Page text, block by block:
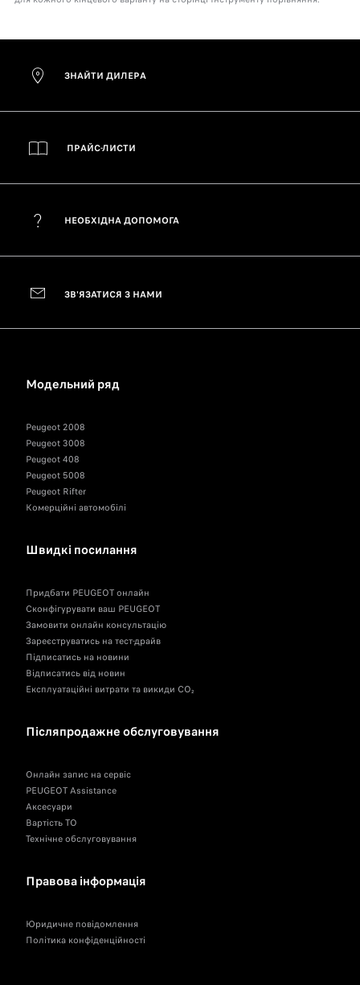
ЗНАЙТИ ДИЛЕРА
ПРАЙС-ЛИСТИ
НЕОБХІДНА ДОПОМОГА
ЗВ'ЯЗАТИСЯ З НАМИ
Модельний ряд
Peugeot 2008
Peugeot 3008
Peugeot 408
Peugeot 5008
Peugeot Rifter
Комерційні автомобілі
Швидкі посилання
Придбати PEUGEOT онлайн
Сконфігурувати ваш PEUGEOT
Замовити онлайн консультацію
Зареєструватись на тест-драйв
Підписатись на новини
Відписатись від новин
Експлуатаційні витрати та викиди CO₂
Післяпродажне обслуговування
Онлайн запис на сервіс
PEUGEOT Assistance
Аксесуари
Вартість ТО
Технічне обслуговування
Правова інформація
Юридичне повідомлення
Політика конфіденційності